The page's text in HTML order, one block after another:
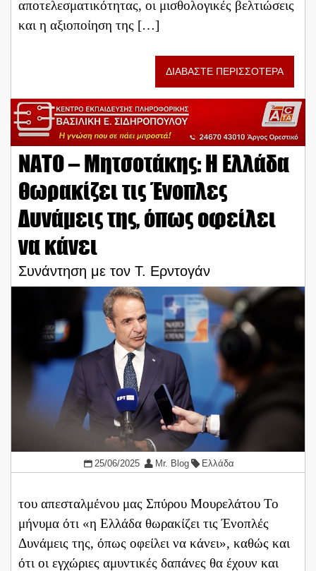
αποτελεσματικότητας, οι μισθολογικές βελτιώσεις
και η αξιοποίηση της […]
ΔΙΑΒΑΣΤΕ ΠΕΡΙΣΣΟΤΕΡΑ
ΝΑΤΟ – Μητσοτάκης: Η Ελλάδα
θωρακίζει τις Ένοπλες
Δυνάμεις της, όπως οφείλει
να κάνει
Συνάντηση με τον Τ. Ερντογάν
25/06/2025 Mr. Blog Ελλάδα
του απεσταλμένου μας Σπύρου Μουρελάτου Το
μήνυμα ότι «η Ελλάδα θωρακίζει τις Ένοπλές
Δυνάμεις της, όπως οφείλει να κάνει», καθώς και
ότι οι εγχώριες αμυντικές δαπάνες θα έχουν και